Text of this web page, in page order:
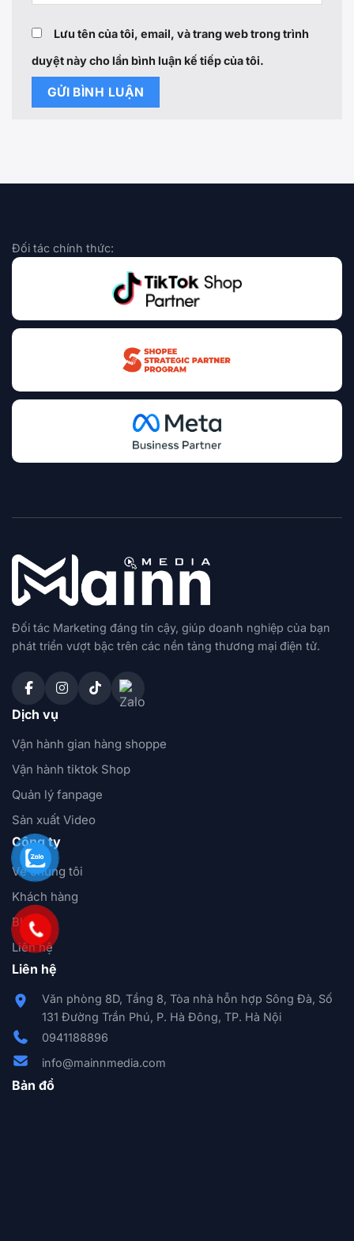
Lưu tên của tôi, email, và trang web trong trình
duyệt này cho lần bình luận kế tiếp của tôi.
Đối tác chính thức:
Đối tác Marketing đáng tin cậy, giúp doanh nghiệp của bạn
phát triển vượt bậc trên các nền tảng thương mại điện tử.
Dịch vụ
Vận hành gian hàng shoppe
Vận hành tiktok Shop
Quản lý fanpage
Sản xuất Video
Công ty
Về chúng tôi
Khách hàng
Blog
Liên hệ
Liên hệ
Văn phòng 8D, Tầng 8, Tòa nhà hỗn hợp Sông Đà, Số
131 Đường Trần Phú, P. Hà Đông, TP. Hà Nội
0941188896
info@mainnmedia.com
Bản đồ